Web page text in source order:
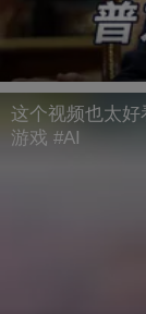
这个视频也太
游戏 #AI